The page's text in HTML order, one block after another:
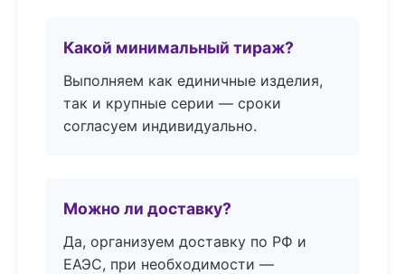
Какой минимальный тираж?
Выполняем как единичные изделия,
так и крупные серии — сроки
согласуем индивидуально.
Можно ли доставку?
Да, организуем доставку по РФ и
ЕАЭС, при необходимости —